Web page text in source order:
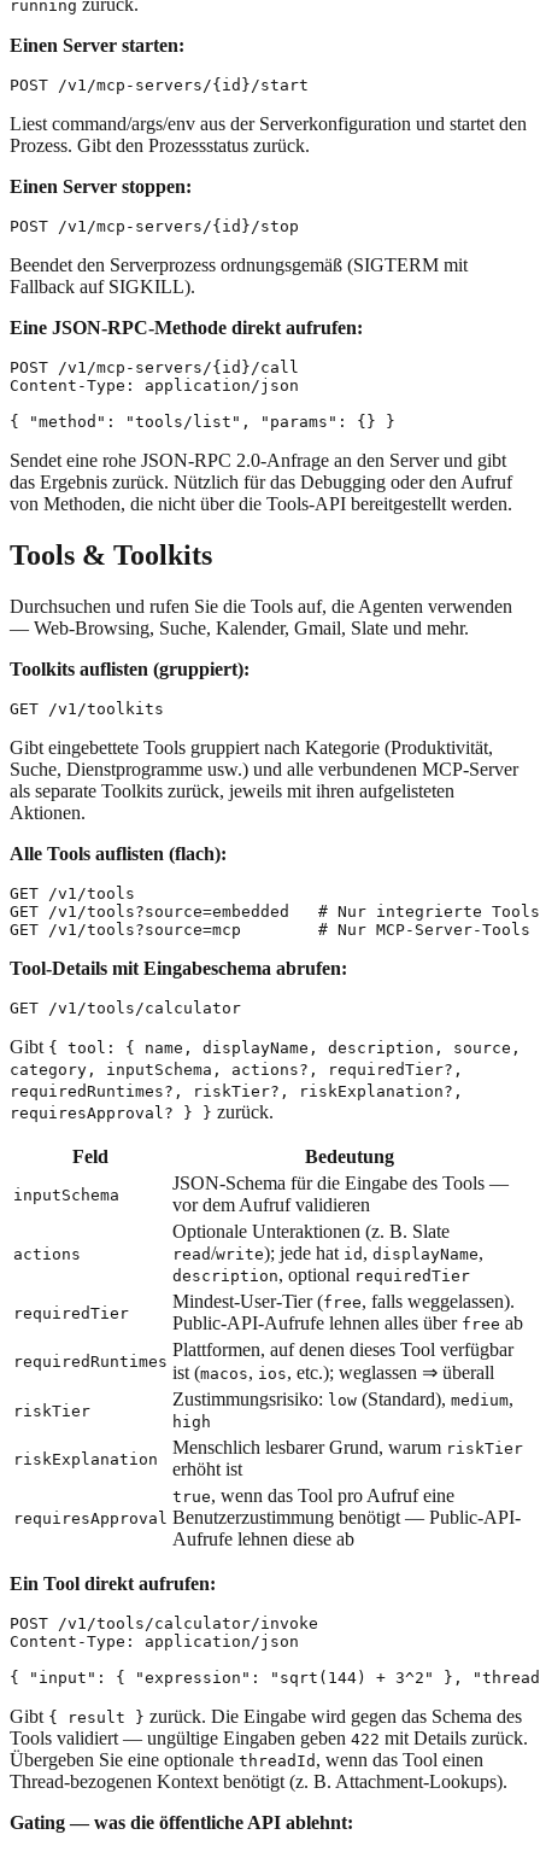
running zurück.
Einen Server starten:
Liest command/args/env aus der Serverkonfiguration und startet den
Prozess. Gibt den Prozessstatus zurück.
Einen Server stoppen:
Beendet den Serverprozess ordnungsgemäß (SIGTERM mit
Fallback auf SIGKILL).
Eine JSON-RPC-Methode direkt aufrufen:
POST /v1/mcp-servers/{id}/call
Content-Type: application/json
Sendet eine rohe JSON-RPC 2.0-Anfrage an den Server und gibt
das Ergebnis zurück. Nützlich für das Debugging oder den Aufruf
von Methoden, die nicht über die Tools-API bereitgestellt werden.
Tools & Toolkits
Durchsuchen und rufen Sie die Tools auf, die Agenten verwenden
— Web-Browsing, Suche, Kalender, Gmail, Slate und mehr.
Toolkits auflisten (gruppiert):
Gibt eingebettete Tools gruppiert nach Kategorie (Produktivität,
Suche, Dienstprogramme usw.) und alle verbundenen MCP-Server
als separate Toolkits zurück, jeweils mit ihren aufgelisteten
Aktionen.
Alle Tools auflisten (flach):
GET /v1/tools
GET /v1/tools?source=embedded   # Nur integrierte Tools
Tool-Details mit Eingabeschema abrufen:
Gibt { tool: { name, displayName, description, source,
category, inputSchema, actions?, requiredTier?,
requiredRuntimes?, riskTier?, riskExplanation?,
requiresApproval? } } zurück.
Feld Bedeutung
inputSchema
JSON-Schema für die Eingabe des Tools —
vor dem Aufruf validieren
actions
Optionale Unteraktionen (z. B. Slate
read/write); jede hat id , displayName,
description, optional requiredTier
requiredTier
Mindest-User-Tier (free, falls weggelassen).
Public-API-Aufrufe lehnen alles über free ab
requiredRuntimes
Plattformen, auf denen dieses Tool verfügbar
ist (macos, ios, etc.); weglassen ⇒ überall
riskTier
Zustimmungsrisiko: low (Standard), medium,
high
riskExplanation
Menschlich lesbarer Grund, warum riskTier
erhöht ist
requiresApproval
true, wenn das Tool pro Aufruf eine
Benutzerzustimmung benötigt — Public-API-
Aufrufe lehnen diese ab
Ein Tool direkt aufrufen:
POST /v1/tools/calculator/invoke
Content-Type: application/json
Gibt { result } zurück. Die Eingabe wird gegen das Schema des
Tools validiert — ungültige Eingaben geben 422 mit Details zurück.
Übergeben Sie eine optionale threadId , wenn das Tool einen
Thread-bezogenen Kontext benötigt (z. B. Attachment-Lookups).
Gating — was die öffentliche API ablehnt: